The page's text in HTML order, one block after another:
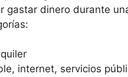
gastar dinero durante
internet, servicios